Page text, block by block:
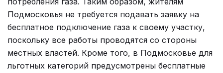
Подмосковья не требуется подавать заявку на
бесплатное подключение газа к своему участку,
поскольку все работы проводятся со стороны
местных властей. Кроме того, в Подмосковье для
льготных категорий предусмотрены бесплатные